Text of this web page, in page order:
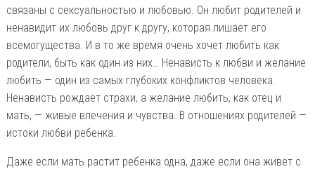
связаны с сексуальностью и любовью. Он любит родителей и
ненавидит их любовь друг к другу, которая лишает его
всемогущества. И в то же время очень хочет любить как
родители, быть как один из них… Ненависть к любви и желание
любить — один из самых глубоких конфликтов человека.
Ненависть рождает страхи, а желание любить, как отец и
мать, — живые влечения и чувства. В отношениях родителей —
истоки любви ребенка.
Даже если мать растит ребенка одна, даже если она живет с